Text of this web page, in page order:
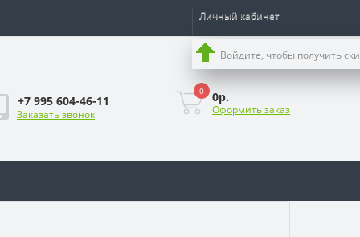
Личный кабинет
Войдите, чтобы получить
+7 995 604-46-11
Заказать звонок
0 0р.
Оформить заказ